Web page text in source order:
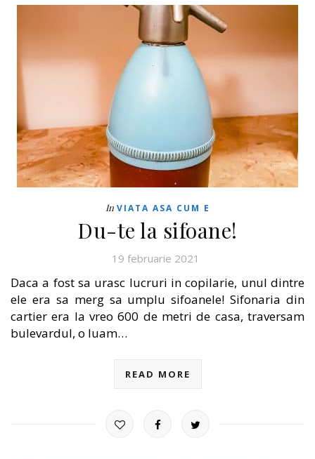
In VIATA ASA CUM E
Du-te la sifoane!
19 februarie 2021
Daca a fost sa urasc lucruri in copilarie, unul dintre
ele era sa merg sa umplu sifoanele! Sifonaria din
cartier era la vreo 600 de metri de casa, traversam
bulevardul, o luam…
READ MORE